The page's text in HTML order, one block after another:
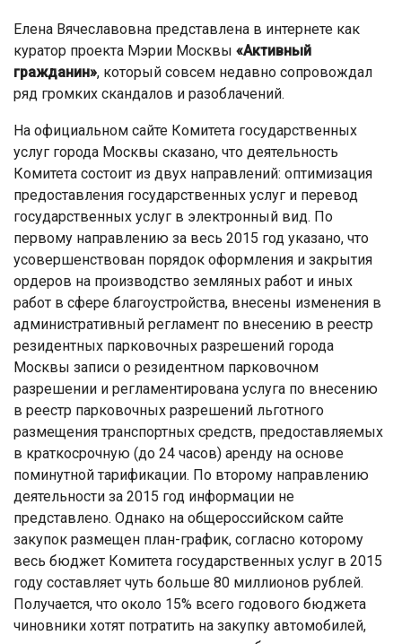
Елена Вячеславовна представлена в интернете как
куратор проекта Мэрии Москвы «Активный
гражданин», который совсем недавно сопровождал
ряд громких скандалов и разоблачений.
На официальном сайте Комитета государственных
услуг города Москвы сказано, что деятельность
Комитета состоит из двух направлений: оптимизация
предоставления государственных услуг и перевод
государственных услуг в электронный вид. По
первому направлению за весь 2015 год указано, что
усовершенствован порядок оформления и закрытия
ордеров на производство земляных работ и иных
работ в сфере благоустройства, внесены изменения в
административный регламент по внесению в реестр
резидентных парковочных разрешений города
Москвы записи о резидентном парковочном
разрешении и регламентирована услуга по внесению
в реестр парковочных разрешений льготного
размещения транспортных средств, предоставляемых
в краткосрочную (до 24 часов) аренду на основе
поминутной тарификации. По второму направлению
деятельности за 2015 год информации не
представлено. Однако на общероссийском сайте
закупок размещен план-график, согласно которому
весь бюджет Комитета государственных услуг в 2015
году составляет чуть больше 80 миллионов рублей.
Получается, что около 15% всего годового бюджета
чиновники хотят потратить на закупку автомобилей,